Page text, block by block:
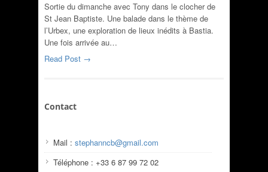
Sortie du dimanche avec Tony dans le clocher de
St Jean Baptiste. Une balade dans le thème de
l’Urbex, une exploration de lieux inédits à Bastia.
Une fois arrivée au…
Read Post →
Contact
Mail : stephanncb@gmail.com
Téléphone : +33 6 87 99 72 02